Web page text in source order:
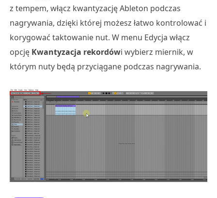
z tempem, włącz kwantyzację Ableton podczas
nagrywania, dzięki której możesz łatwo kontrolować i
korygować taktowanie nut. W menu Edycja włącz
opcję Kwantyzacja rekordówi wybierz miernik, w
którym nuty będą przyciągane podczas nagrywania.